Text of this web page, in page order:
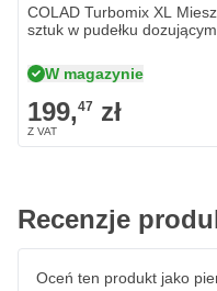
COLAD Turbomix XL
sztuk w pudełku dozującym
W magazynie
199,47 zł
Recenzje
Oceń ten produkt jako